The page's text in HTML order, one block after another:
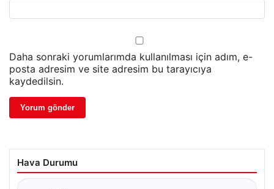
Daha sonraki yorumlarımda kullanılması için adım, e-
posta adresim ve site adresim bu tarayıcıya
kaydedilsin.
Hava Durumu